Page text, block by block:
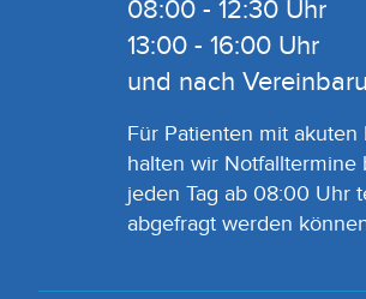
08:00 - 12:30 Uhr
13:00 - 16:00 Uhr
und nach
Für Patienten mit akuten
halten wir Notfalltermine
jeden Tag ab 08:00 Uhr
abgefragt werden